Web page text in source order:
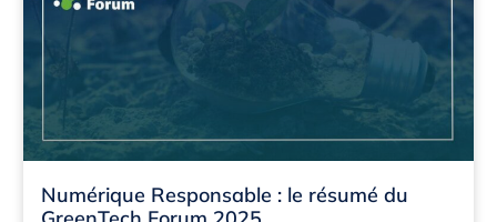
Numérique Responsable : le résumé du